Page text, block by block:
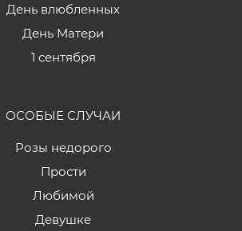
День влюбленных
День Матери
1 сентября
ОСОБЫЕ СЛУЧАИ
Розы недорого
Прости
Любимой
Девушке